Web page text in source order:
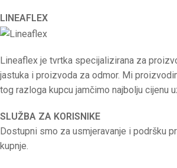
LINEAFLEX
Lineaflex je tvrtka specijalizirana za
jastuka i proizvoda za odmor. Mi
tog razloga kupcu jamčimo najbolju cijenu
SLUŽBA ZA KORISNIKE
Dostupni smo za usmjeravanje i podršku
kupnje.